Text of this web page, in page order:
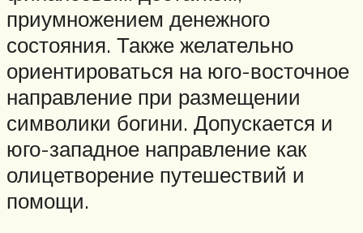
приумножением денежного
состояния. Также желательно
ориентироваться на юго-восточное
направление при размещении
символики богини. Допускается и
юго-западное направление как
олицетворение путешествий и
помощи.